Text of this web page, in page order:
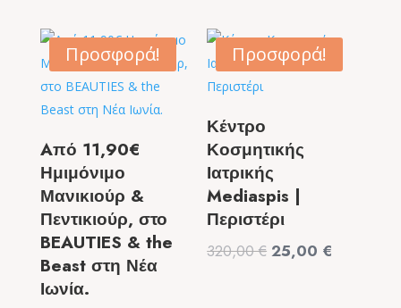
9,50 €. είναι:
6,50 €.
99,00 €.
49,90 €.
Προσφορά!
Aπό 11,90€
Ημιμόνιμο
Μανικιούρ &
Πεντικιούρ, στο
BEAUTIES & the
Beast στη Νέα
Ιωνία.
Προσφορά!
Κέντρο
Κοσμητικής
Ιατρικής
Mediaspis |
Περιστέρι
320,00€ Original
25,00 €